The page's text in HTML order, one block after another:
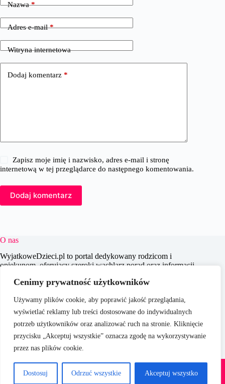
Cenimy prywatność użytkowników
Używamy plików cookie, aby poprawić jakość przeglądania,
wyświetlać reklamy lub treści dostosowane do indywidualnych
potrzeb użytkowników oraz analizować ruch na stronie. Kliknięcie
przycisku „Akceptuj wszystkie” oznacza zgodę na wykorzystywanie
przez nas plików cookie.
Dostosuj Odrzuć wszystkie Akceptuj wszystko
Nazwa*
Adres e-mail*
Witryna internetowa
Dodaj komentarz *
Zapisz moje imię i nazwisko, adres e-mail i stronę
internetową w tej przeglądarce do następnego komentowania.
Dodaj komentarz
O nas
WyjatkoweDzieci.pl to portal dedykowany rodzicom i
opiekunom, oferujący szeroki wachlarz porad oraz informacji
celem jest wspieranie dorosłych w codziennych wyzwaniach
praktycznych treści, które pomagają w świadomym i
efektywnym wychowywaniu młodego pokolenia.
Copyright © 2026 -
O nas
Polityka Prywatności